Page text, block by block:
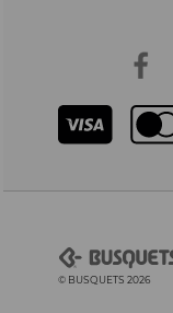
© BUSQUETS 2026